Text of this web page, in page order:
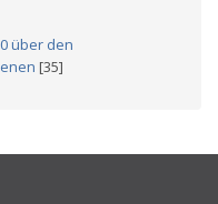
über den
[35]